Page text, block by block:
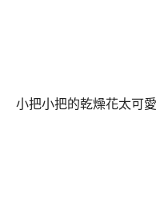
小把小把的乾燥花太可